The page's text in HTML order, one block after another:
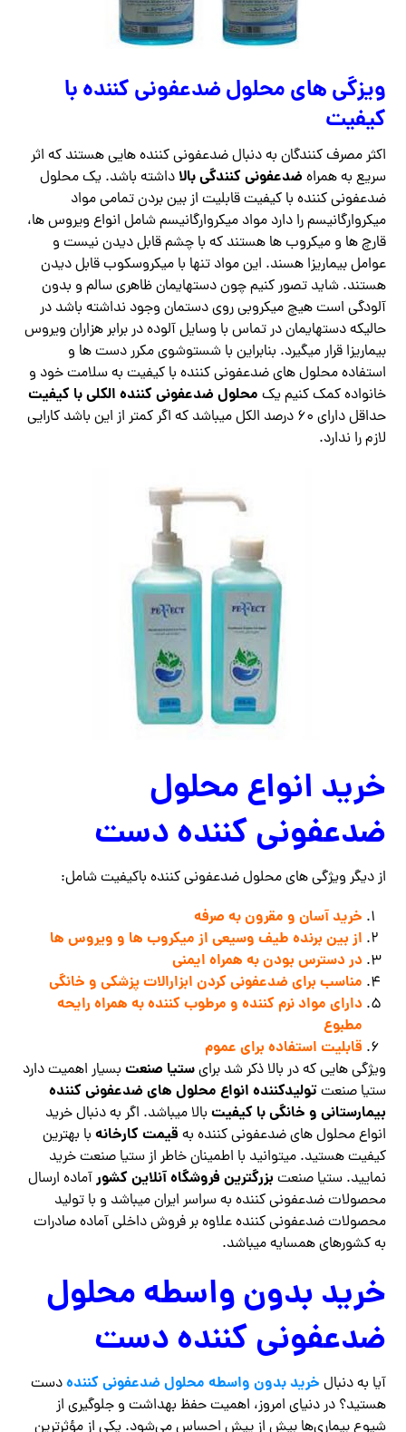
ویزگی های محلول ضدعفونی کننده با
کیفیت
اکثر مصرف کنندگان به دنبال ضدعفونی کننده هایی هستند که اثر
سریع به همراه ضدعفونی کنندگی بالاداشته باشد. یک محلول
ضدعفونی کننده با کیفیت قابلیت از بین بردن تمامی مواد
میکروارگانیسم را دارد مواد میکروارگانیسم شامل انواع ویروس ها،
قارچ ها و میکروب ها هستند که با چشم قابل دیدن نیست و
عوامل بیماریزا هسند. این مواد تنها با میکروسکوب قابل دیدن
هستند. شاید تصور کنیم چون دستهایمان ظاهری سالم و بدون
آلودگی است هیچ میکروبی روی دستمان وجود نداشته باشد در
حالیکه دستهایمان در تماس با وسایل آلوده در برابر هزاران ویروس
بیماریزا قرار میگیرد. بنابراین با شستوشوی مکرر دست ها و
استفاده محلول های ضدعفونی کننده با کیفیت به سلامت خود و
خانواده کمک کنیم یک محلول ضدعفونی کننده الکلی با کیفیت
حداقل دارای ۶۰ درصد الکل میباشد که اگر کمتر از این باشد کارایی
لازم را ندارد.
خرید انواع محلول
ضدعفونی کننده دست
از دیگر ویژگی های محلول ضدعفونی کننده باکیفیت شامل:
خرید آسان و مقرون به صرفه
از بین برنده طیف وسیعی از میکروب ها و ویروس ها
در دسترس بودن به همراه ایمنی
مناسب برای ضدعفونی کردن ابزارالات پزشکی و خانگی
دارای مواد نرم کننده و مرطوب کننده به همراه رایحه
مطبوع
قابلیت استفاده برای عموم
ویژگی هایی که در بالا ذکر شد برایستیا صنعت بسیار اهمیت دارد
ستیا صنعتتولیدکننده انواع محلول های ضدعفونی کننده
بیمارستانی و خانگی با کیفیت بالا میباشد. اگر به دنبال خرید
انواع محلول های ضدعفونی کننده به قیمت کارخانه با بهترین
کیفیت هستید. میتوانید با اطمینان خاطر از ستیا صنعت خرید
نمایید. ستیا صنعتبزرگترین فروشگاه آنلاین کشورآماده ارسال
محصولات ضدعفونی کننده به سراسر ایران میباشد و با تولید
محصولات ضدعفونی کننده علاوه بر فروش داخلی آماده صادرات
به کشورهای همسایه میباشد.
خرید بدون واسطه محلول
ضدعفونی کننده دست
آیا به دنبال خرید بدون واسطه محلول ضدعفونی کنندهدست
هستید؟ در دنیای امروز، اهمیت حفظ بهداشت و جلوگیری از
شیوع بیماری‌ها بیش از پیش احساس می‌شود. یکی از مؤثرترین